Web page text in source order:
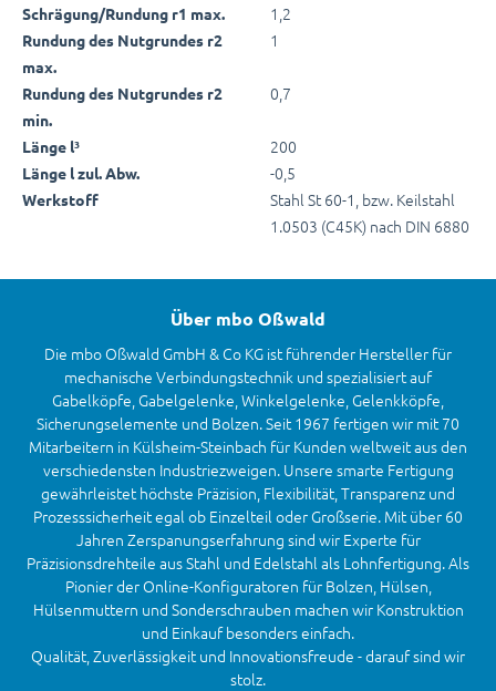
Schrägung/Rundung r1 max. 1,2
Rundung des Nutgrundes r2
max.
1
Rundung des Nutgrundes r2
min.
0,7
Länge l³ 200
Länge l zul. Abw. -0,5
Werkstoff
Stahl St 60-1, bzw. Keilstahl
1.0503 (C45K) nach DIN 6880
Über mbo Oßwald
Die mbo Oßwald GmbH & Co KG ist führender Hersteller für
mechanische Verbindungstechnik und spezialisiert auf
Gabelköpfe, Gabelgelenke, Winkelgelenke, Gelenkköpfe,
Sicherungselemente und Bolzen. Seit 1967 fertigen wir mit 70
Mitarbeitern in Külsheim-Steinbach für Kunden weltweit aus den
verschiedensten Industriezweigen. Unsere smarte Fertigung
gewährleistet höchste Präzision, Flexibilität, Transparenz und
Prozesssicherheit egal ob Einzelteil oder Großserie. Mit über 60
Jahren Zerspanungserfahrung sind wir Experte für
Präzisionsdrehteile aus Stahl und Edelstahl als Lohnfertigung. Als
Pionier der Online-Konfiguratoren für Bolzen, Hülsen,
Hülsenmuttern und Sonderschrauben machen wir Konstruktion
und Einkauf besonders einfach.
Qualität, Zuverlässigkeit und Innovationsfreude - darauf sind wir
stolz.